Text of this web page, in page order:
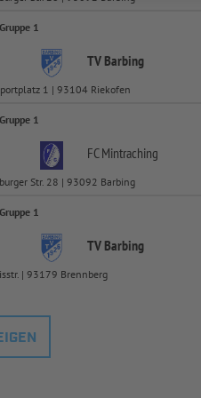
1
TV Barbing
1 | 93104 Riekofen
1
FC Mintraching
Str. 28 | 93092 Barbing
1
TV Barbing
| 93179 Brennberg